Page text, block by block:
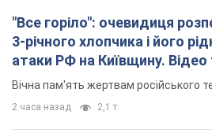
ремонтують системи
Служба охорони зафіксувала шість
2 часа назад 1,5 т.